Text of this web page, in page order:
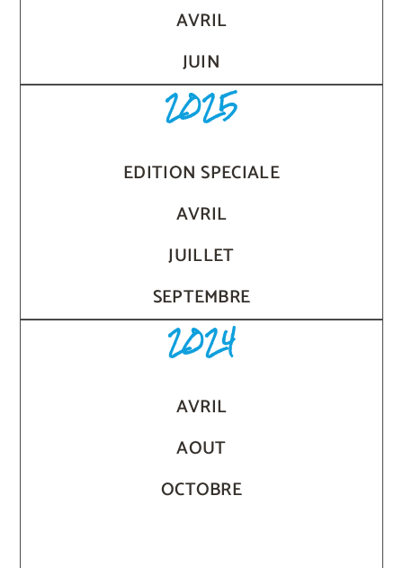
AVRIL
JUIN
2025
EDITION SPECIALE
AVRIL
JUILLET
SEPTEMBRE
2024
AVRIL
AOUT
OCTOBRE